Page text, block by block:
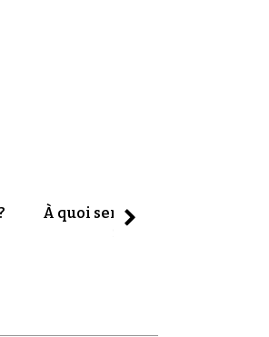
À quoi servent les slogans ?